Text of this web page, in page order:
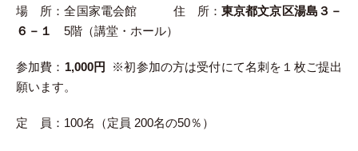
場 所：全国家電会館 住 所： 東京都文京区湯島３－
６－１ 5階（講堂・ホール）
参加費： 1,000円
※初参加の方は受付にて名刺を１枚ご提出
願います。
定 員：100名（定員 200名の50％）